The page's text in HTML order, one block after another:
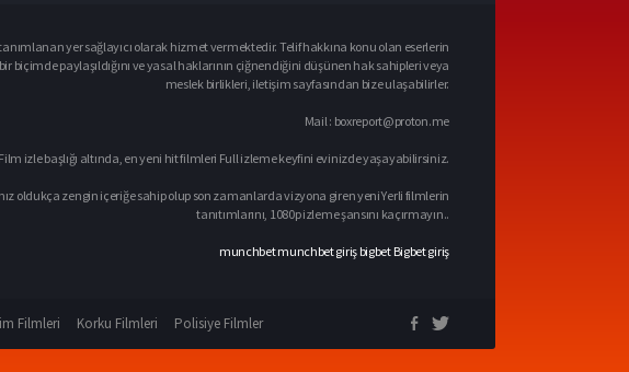
tanımlanan yer sağlayıcı olarak hizmet vermektedir. Telif hakkına konu olan eserlerin
biçimde paylaşıldığını ve yasal haklarının çiğnendiğini düşünen hak sahipleri veya
meslek birlikleri, iletişim sayfasından bize ulaşabilirler.
Mail : boxreport@proton.me
Film izle başlığı altında, en yeni hit filmleri Full izleme keyfini evinizde yaşayabilirsiniz.
oldukça zengin içeriğe sahip olup son zamanlarda vizyona giren yeni Yerli filmlerin
tanıtımlarını, 1080p izleme şansını kaçırmayın..
munchbetmunchbet giriş bigbet Bigbet giriş
Filmleri Korku Filmleri Polisiye Filmler